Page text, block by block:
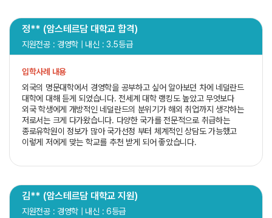
정** (암스테르담 대학교 합격)
지원전공 : 경영학 | 내신 : 3.5등급
입학사례 내용
외국의 명문대학에서 경영학을 공부하고 싶어 알아보던 차에 네덜란드
대학에 대해 듣게 되었습니다. 전세계 대학 랭킹도 높았고 무엇보다
외국 학생에게 개방적인 네덜란드의 분위기가 해외 취업까지 생각하는
저로서는 크게 다가왔습니다. 다양한 국가를 전문적으로 취급하는
종로유학원이 정보가 많아 국가선정 부터 체계적인 상담도 가능했고
이렇게 저에게 맞는 학교를 추천 받게 되어 좋았습니다.
김** (암스테르담 대학교 지원)
지원전공 : 경영학 | 내신 : 6등급